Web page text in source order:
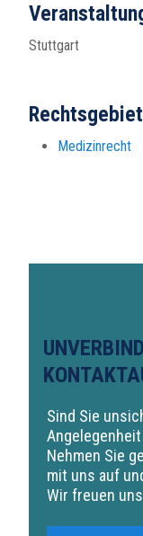
Stuttgart
Medizinrecht
Sind Sie
Nehmen Sie
mit uns auf
Wir freuen